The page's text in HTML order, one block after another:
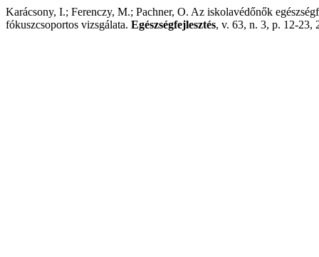
Karácsony, I.; Ferenczy, M.; Pachner, O. Az iskolavédőnők
fókuszcsoportos vizsgálata. Egészségfejlesztés, v. 63, n. 3, p. 12-23,